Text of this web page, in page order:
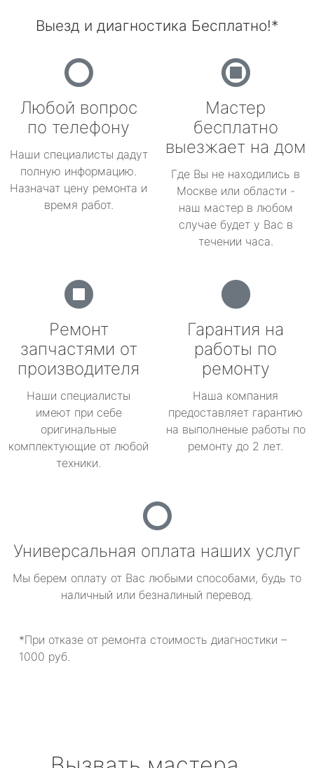
Выезд и диагностика Бесплатно!*
Любой вопрос
по телефону
Наши специалисты дадут
полную информацию.
Назначат цену ремонта и
время работ.
Мастер
бесплатно
выезжает на дом
Где Вы не находились в
Москве или области -
наш мастер в любом
случае будет у Вас в
течении часа.
Ремонт
запчастями от
производителя
Наши специалисты
имеют при себе
оригинальные
комплектующие от любой
техники.
Гарантия на
работы по
ремонту
Наша компания
предоставляет гарантию
на выполненые работы по
ремонту до 2 лет.
Универсальная оплата наших услуг
Мы берем оплату от Вас любыми способами, будь то
наличный или безналиный перевод.
*При отказе от ремонта стоимость диагностики –
1000 руб.